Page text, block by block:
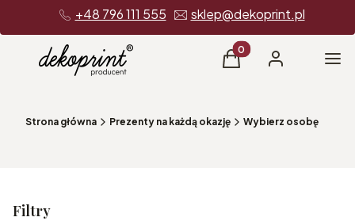
+48 796 111 555 sklep@dekoprint.pl
Produkty w koszyku:
Koszyk Zaloguj się
Strona główna Prezenty na każdą okazję Wybierz osobę
Filtry